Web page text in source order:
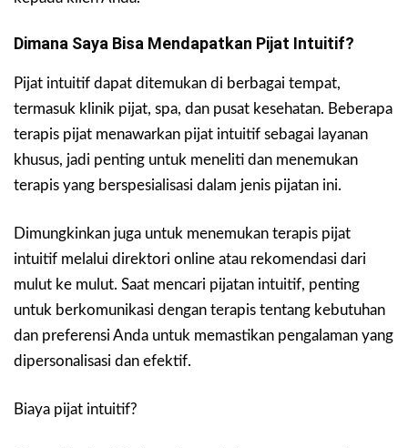
Dimana Saya Bisa Mendapatkan Pijat Intuitif?
Pijat intuitif dapat ditemukan di berbagai tempat,
termasuk klinik pijat, spa, dan pusat kesehatan. Beberapa
terapis pijat menawarkan pijat intuitif sebagai layanan
khusus, jadi penting untuk meneliti dan menemukan
terapis yang berspesialisasi dalam jenis pijatan ini.
Dimungkinkan juga untuk menemukan terapis pijat
intuitif melalui direktori online atau rekomendasi dari
mulut ke mulut. Saat mencari pijatan intuitif, penting
untuk berkomunikasi dengan terapis tentang kebutuhan
dan preferensi Anda untuk memastikan pengalaman yang
dipersonalisasi dan efektif.
Biaya pijat intuitif?